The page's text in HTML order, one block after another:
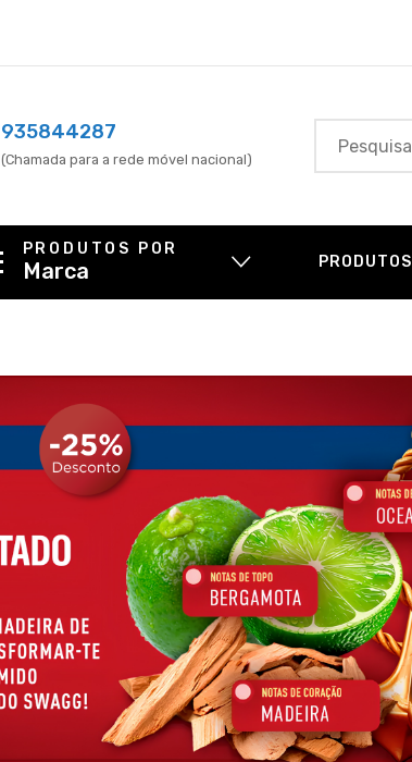
935844287
(Chamada para a rede móvel nacional)
PRODUTOS POR
Marca PRODUTOS